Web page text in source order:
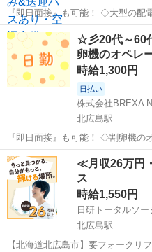
『即日面接』も可能！ ◇大型の配電盤のアーク溶接◇ コンビニや商業
施設、マンションなど電気を利用
器、制御盤を入れる 金属の箱を製
受電設備） 箱のパーツに当たる...
北海道 北広島市 北広島駅
☆彡20代～60
卵機のオペレ
時給1,300円
日払い
株式会社BREXA
北広島駅
『即日面接』も可能！ ◇割卵機のオペレーティング◇ 大手メーカーで
のお仕事です！ 入社1ヶ月は、教育担当者が付いての作業なので未経
験でも安心です◎ ほぼ未経験から
安心してお仕事スタート出来...
北海道 北広島市 北広島駅
≪月収26万円
ス
時給1,550円
日研トータルソ
北広島駅
【北海道北広島市】要フォークリ